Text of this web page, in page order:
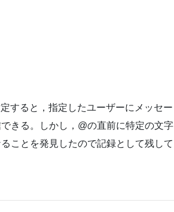
すると，指定したユーザーにメッセー
きる。しかし，@の直前に特定の文字
ことを発見したので記録として残して